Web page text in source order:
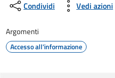
Condividi Vedi azioni
Argomenti
Accesso all'informazione